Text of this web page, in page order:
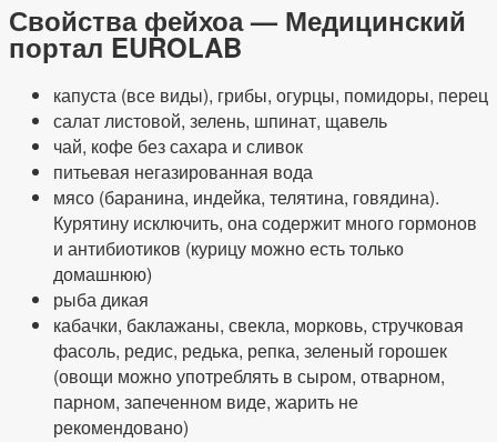
Свойства фейхоа — Медицинский
портал EUROLAB
капуста (все виды), грибы, огурцы, помидоры, перец
салат листовой, зелень, шпинат, щавель
чай, кофе без сахара и сливок
питьевая негазированная вода
мясо (баранина, индейка, телятина, говядина).
Курятину исключить, она содержит много гормонов
и антибиотиков (курицу можно есть только
домашнюю)
рыба дикая
кабачки, баклажаны, свекла, морковь, стручковая
фасоль, редис, редька, репка, зеленый горошек
(овощи можно употреблять в сыром, отварном,
парном, запеченном виде, жарить не
рекомендовано)